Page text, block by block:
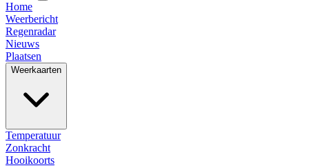
Home
Weerbericht
Regenradar
Nieuws
Plaatsen
Weerkaarten
Temperatuur
Zonkracht
Hooikoorts